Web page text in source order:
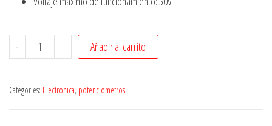
-
Potenciómetro
Trimmer
22kΩ
+ Añadir al carrito
Categories: Electronica, potenciometros